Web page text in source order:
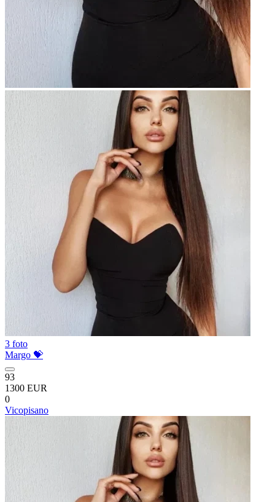
3 foto
Margo 💝
93
1300 EUR
0
Vicopisano